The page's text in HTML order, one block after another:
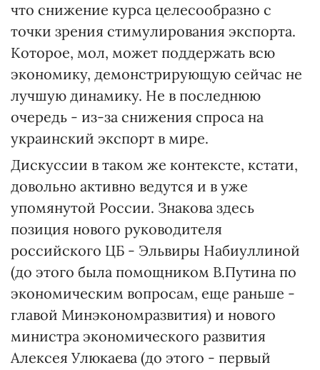
что снижение курса целесообразно с
точки зрения стимулирования экспорта.
Которое, мол, может поддержать всю
экономику, демонстрирующую сейчас не
лучшую динамику. Не в последнюю
очередь - из-за снижения спроса на
украинский экспорт в мире.
Дискуссии в таком же контексте, кстати,
довольно активно ведутся и в уже
упомянутой России. Знакова здесь
позиция нового руководителя
российского ЦБ - Эльвиры Набиуллиной
(до этого была помощником В.Путина по
экономическим вопросам, еще раньше -
главой Минэкономразвития) и нового
министра экономического развития
Алексея Улюкаева (до этого - первый